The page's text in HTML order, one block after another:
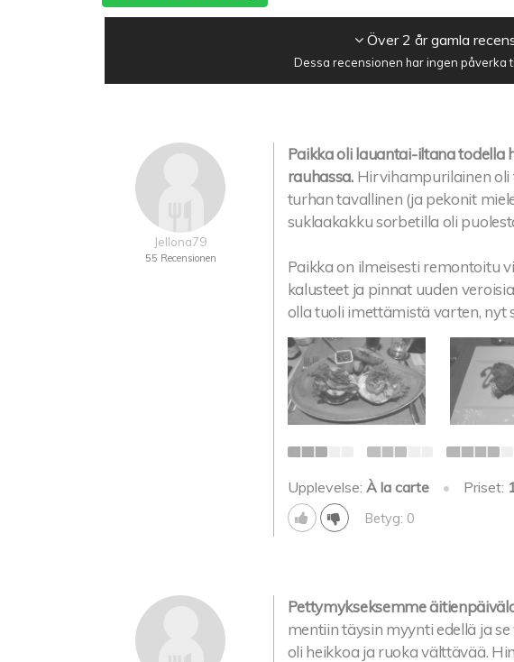
Över 2 år gamla
Dessa recensionen har ingen påverka
Jellona79
55 Recensionen
Paikka oli lauantai-iltana todella
rauhassa. Hirvihampurilainen oli
turhan tavallinen (ja pekonit
suklaakakku sorbetilla oli
Paikka on ilmeisesti remontoitu
kalusteet ja pinnat uuden
olla tuoli imettämistä varten, nyt
Upplevelse: À la carte • Priset:
Betyg: 0
Pettymykseksemme
mentiin täysin myynti edellä ja
oli heikkoa ja ruoka välttävää.